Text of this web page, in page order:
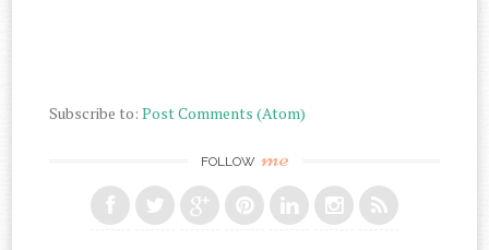
Subscribe to:Post Comments (Atom)
FOLLOW me